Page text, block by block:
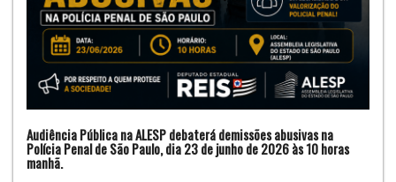
Audiência Pública na ALESP debaterá demissões abusivas na
Polícia Penal de São Paulo, dia 23 de junho de 2026 às 10 horas
manhã.